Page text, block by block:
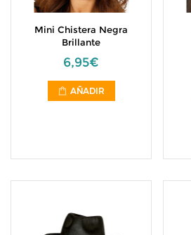
Mini Chistera Negra
Brillante
6,95€
AÑADIR